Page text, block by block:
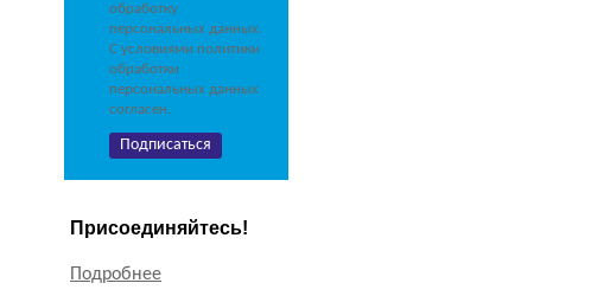
обработку
персональных данных.
С условиями политики
обработки
персональных данных
согласен.
Присоединяйтесь!
Подробнее